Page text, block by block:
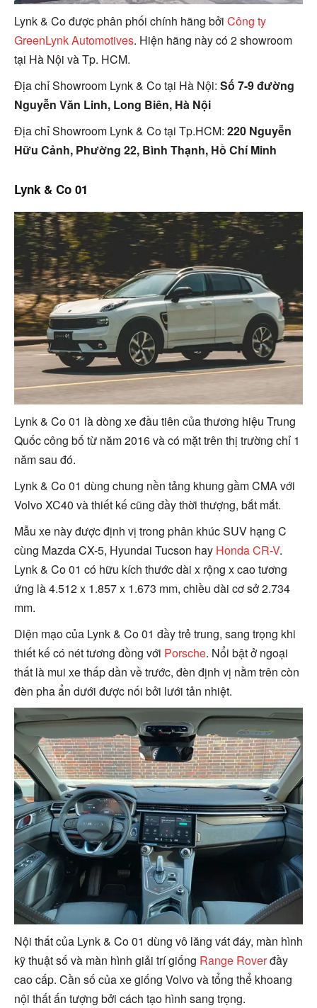
Lynk & Co được phân phối chính hãng bởi Công ty
GreenLynk Automotives. Hiện hãng này có 2 showroom
tại Hà Nội và Tp. HCM.
Địa chỉ Showroom Lynk & Co tại Hà Nội: Số 7-9 đường
Nguyễn Văn Linh, Long Biên, Hà Nội
Địa chỉ Showroom Lynk & Co tại Tp.HCM: 220 Nguyễn
Hữu Cảnh, Phường 22, Bình Thạnh, Hồ Chí Minh
Lynk & Co 01
Lynk & Co 01 là dòng xe đầu tiên của thương hiệu Trung
Quốc công bố từ năm 2016 và có mặt trên thị trường chỉ 1
năm sau đó.
Lynk & Co 01 dùng chung nền tảng khung gầm CMA với
Volvo XC40 và thiết kế cũng đầy thời thượng, bắt mắt.
Mẫu xe này được định vị trong phân khúc SUV hạng C
cùng Mazda CX-5, Hyundai Tucson hay Honda CR-V.
Lynk & Co 01 có hữu kích thước dài x rộng x cao tương
ứng là 4.512 x 1.857 x 1.673 mm, chiều dài cơ sở 2.734
mm.
Diện mạo của Lynk & Co 01 đầy trẻ trung, sang trọng khi
thiết kế có nét tương đồng với Porsche. Nổi bật ở ngoại
thất là mui xe thấp dần về trước, đèn định vị nằm trên còn
đèn pha ẩn dưới được nối bởi lưới tản nhiệt.
Nội thất của Lynk & Co 01 dùng vô lăng vát đáy, màn hình
kỹ thuật số và màn hình giải trí giống Range Roverđầy
cao cấp. Cần số của xe giống Volvo và tổng thể khoang
nội thất ấn tượng bởi cách tạo hình sang trọng.